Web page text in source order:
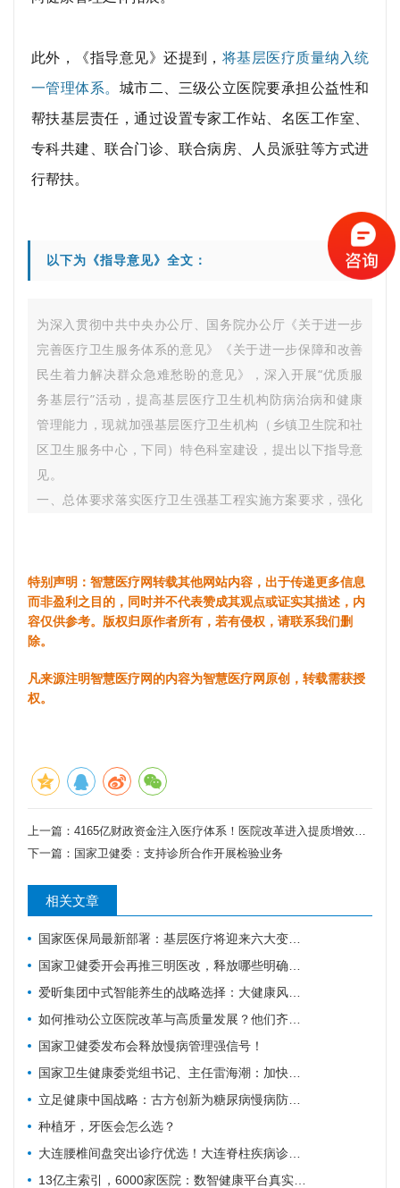
此外，《指导意见》还提到， 将基层医疗质量纳入统
一管理体系。 城市二、三级公立医院要承担公益性和
帮扶基层责任，通过设置专家工作站、名医工作室、
专科共建、联合门诊、联合病房、人员派驻等方式进
行帮扶。
以下为《指导意见》全文：
为深入贯彻中共中央办公厅、国务院办公厅《关于进一步
完善医疗卫生服务体系的意见》《关于进一步保障和改善
民生着力解决群众急难愁盼的意见》，深入开展“优质服
务基层行”活动，提高基层医疗卫生机构防病治病和健康
管理能力，现就加强基层医疗卫生机构（乡镇卫生院和社
区卫生服务中心，下同）特色科室建设，提出以下指导意
见。
一、总体要求落实医疗卫生强基工程实施方案要求，强化
照“坚持定位、适应需求、合理布局、错位发展”的原则，
在加强基层医疗卫生机构全科医疗科、中医科、预防保健
科等业务及医技科室建设的基础上，综合考虑辖区居民健
康需求、人口老龄化、区域医疗卫生资源布局等因素，重
点加强若干临床科室建设，形成在一定区域范围内具有基
层优势和特色的科室，便利群众就近就医，更好满足群众
科室。鼓励其他基层医疗卫生机构结合实际建设特色科
室。
二、重点任务和措施（一）加强科室设置。基层医疗卫生
发展儿科、妇科、康复医学科、精神（心理）科、五官
配。鼓励基层医疗卫生机构提升高血压、糖尿病、慢阻
肺、疼痛、安宁疗护、血液透析、体重管理等专病专科服
务能力和老年人群多病共防共治能力，专病专科名称应当
真实、准确、规范、简洁、清晰地反映诊疗范围。（二）
配齐科室人员。特色科室医护技团队年龄、职称、学历等
结构合理，原则上应至少配备2名相应专业的执业医师，
其中至少有1名具有中级及以上职称。特色科室应按要求
配备有一定数量的能胜任相应专业的护士及必要的其他人
员。鼓励二级以上医院退休中级及以上职称医务人员以基
层医疗卫生机构为主要执业地点提供服务。（三）规范科
特别声明：智慧医疗网转载其他网站内容，出于传递更多信息
而非盈利之目的，同时并不代表赞成其观点或证实其描述，内
容仅供参考。版权归原作者所有，若有侵权，请联系我们删
除。
凡来源注明智慧医疗网的内容为智慧医疗网原创，转载需获授
权。
上一篇： 4165亿财政资金注入医疗体系！医院改革进入提质增效深水区
下一篇： 国家卫健委：支持诊所合作开展检验业务
相关文章
国家医保局最新部署：基层医疗将迎来六大变化！
国家卫健委开会再推三明医改，释放哪些明确信号？
爱昕集团中式智能养生的战略选择：大健康风口要追，赋能产业的根基要扎
如何推动公立医院改革与高质量发展？他们齐聚广东为9个地市出谋划策→
国家卫健委发布会释放慢病管理强信号！
国家卫生健康委党组书记、主任雷海潮：加快建设健康中国
立足健康中国战略：古方创新为糖尿病慢病防控注入中医药力量
种植牙，牙医会怎么选？
大连腰椎间盘突出诊疗优选！大连脊柱疾病诊疗科普
13亿主索引，6000家医院：数智健康平台真实进度